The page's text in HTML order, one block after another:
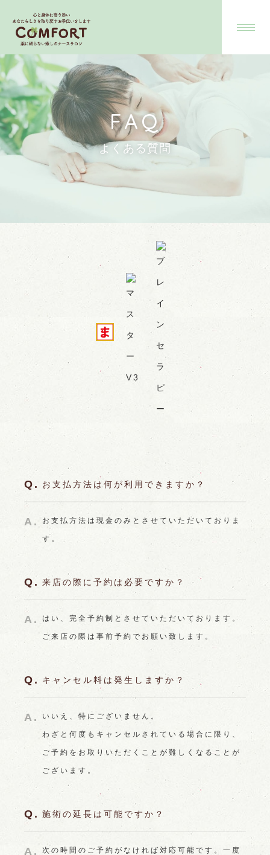
FAQ
よくある質問
お支払方法は何が利用できますか？
お支払方法は現金のみとさせていただいておりま
す。
来店の際に予約は必要ですか？
はい、完全予約制とさせていただいております。
ご来店の際は事前予約でお願い致します。
キャンセル料は発生しますか？
いいえ、特にございません。
わざと何度もキャンセルされている場合に限り、
ご予約をお取りいただくことが難しくなることが
ございます。
施術の延長は可能ですか？
次の時間のご予約がなければ対応可能です。一度